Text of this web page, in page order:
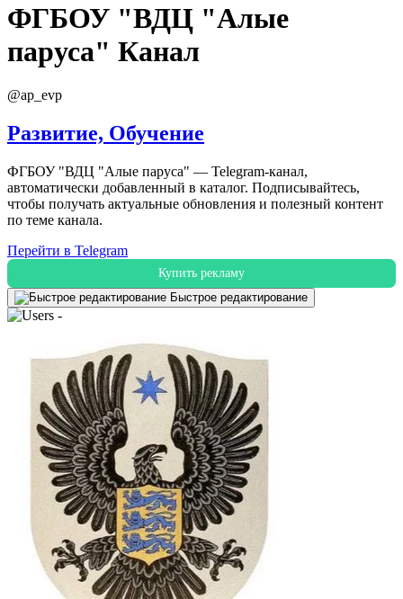
ФГБОУ "ВДЦ "Алые
паруса" Канал
@ap_evp
Развитие, Обучение
ФГБОУ "ВДЦ "Алые паруса" — Telegram-канал,
автоматически добавленный в каталог. Подписывайтесь,
чтобы получать актуальные обновления и полезный контент
по теме канала.
Перейти в Telegram
Купить рекламу
Быстрое редактирование
-